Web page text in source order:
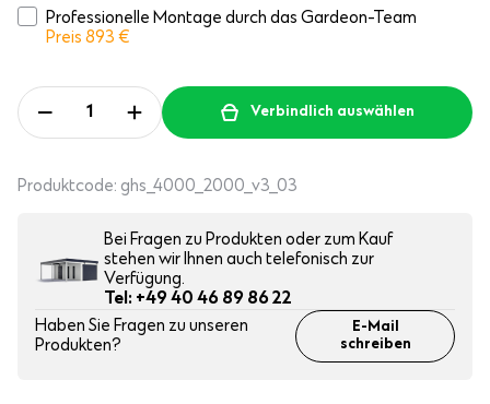
Professionelle Montage durch das Gardeon-Team
Preis 893 €
Verbindlich auswählen
Produktcode: ghs_4000_2000_v3_03
Bei Fragen zu Produkten oder zum Kauf
stehen wir Ihnen auch telefonisch zur
Verfügung.
Tel: +49 40 46 89 86 22
Haben Sie Fragen zu unseren
Produkten?
E-Mail
schreiben